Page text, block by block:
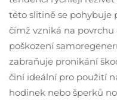
této slitině se pohybuje
čímž vzniká na povrchu
poškození
zabraňuje pronikání
činí ideální pro použití
hodinek nebo šperků